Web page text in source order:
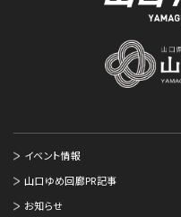
イベント情報
山口ゆめ回廊PR記事
お知らせ